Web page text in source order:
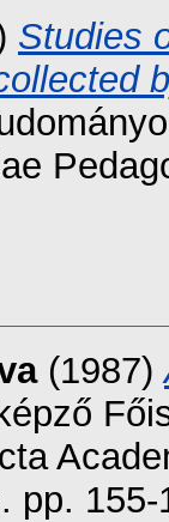
Studies
(1987)
pp.